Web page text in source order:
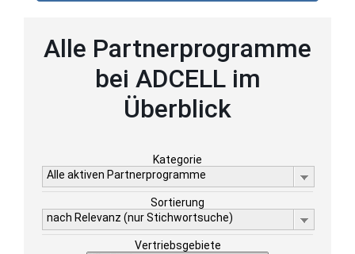
Alle Partnerprogramme
bei ADCELL im
Überblick
Kategorie
Alle aktiven Partnerprogramme
Sortierung
nach Relevanz (nur Stichwortsuche)
Vertriebsgebiete